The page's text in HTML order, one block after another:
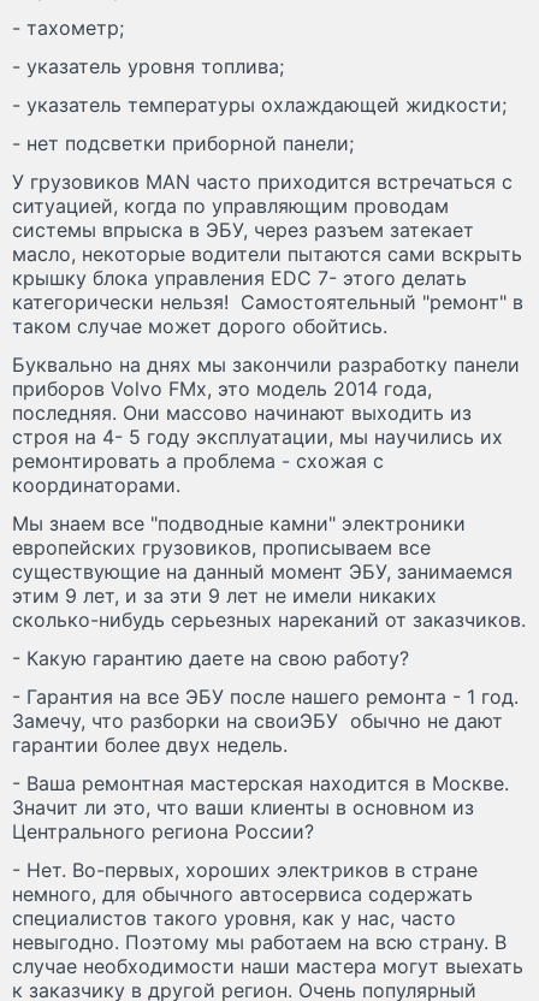
- тахометр;
- указатель уровня топлива;
- указатель температуры охлаждающей жидкости;
- нет подсветки приборной панели;
У грузовиков MAN часто приходится встречаться с
ситуацией, когда по управляющим проводам
системы впрыска в ЭБУ, через разъем затекает
масло, некоторые водители пытаются сами вскрыть
крышку блока управления EDC 7- этого делать
категорически нельзя! Самостоятельный "ремонт" в
таком случае может дорого обойтись.
Буквально на днях мы закончили разработку панели
приборов Volvo FMx, это модель 2014 года,
последняя. Они массово начинают выходить из
строя на 4- 5 году эксплуатации, мы научились их
ремонтировать а проблема - схожая с
координаторами.
Мы знаем все "подводные камни" электроники
европейских грузовиков, прописываем все
существующие на данный момент ЭБУ, занимаемся
этим 9 лет, и за эти 9 лет не имели никаких
сколько-нибудь серьезных нареканий от заказчиков.
- Какую гарантию даете на свою работу?
- Гарантия на все ЭБУ после нашего ремонта - 1 год.
Замечу, что разборки на своиЭБУ обычно не дают
гарантии более двух недель.
- Ваша ремонтная мастерская находится в Москве.
Значит ли это, что ваши клиенты в основном из
Центрального региона России?
- Нет. Во-первых, хороших электриков в стране
немного, для обычного автосервиса содержать
специалистов такого уровня, как у нас, часто
невыгодно. Поэтому мы работаем на всю страну. В
случае необходимости наши мастера могут выехать
к заказчику в другой регион. Очень популярный